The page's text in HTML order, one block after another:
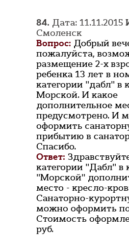
84. Дата: 11.11.2015
Смоленск
Вопрос: Добрый
пожалуйста,
размещение 2-х
ребенка 13 лет в
категории "дабл" в
Морской. И какое
дополнительное
предусмотрено. И
оформить
прибытию в
Спасибо.
Ответ:
категории "Дабл" в
"Морской"
место - кресло-
Санаторно-
можно оформить
Стоимость
руб.